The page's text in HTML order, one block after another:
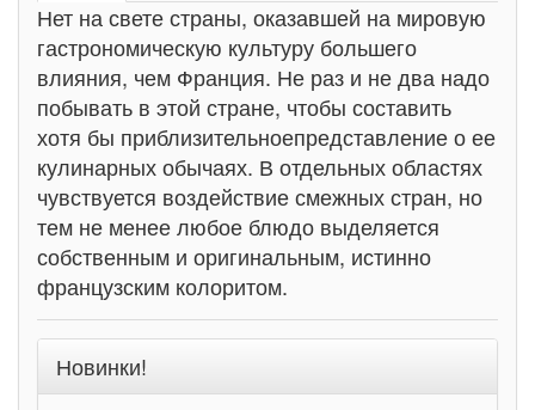
Нет на свете страны, оказавшей на мировую
гастрономическую культуру большего
влияния, чем Франция. Не раз и не два надо
побывать в этой стране, чтобы составить
хотя бы приблизительноепредставлениео ее
кулинарных обычаях. В отдельных областях
чувствуется воздействие смежных стран, но
тем не менее любое блюдо выделяется
собственным и оригинальным, истинно
французским колоритом.
Новинки!